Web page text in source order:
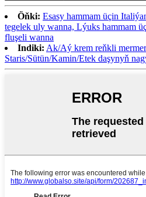
Öňki: Esasy hammam üçin
tegelek uly wanna, Lýuks hammam
fluşeli wanna
Indiki: Ak/Aý krem ​​reňkli
Staris/Sütün/Kamin/Etek daşynyň